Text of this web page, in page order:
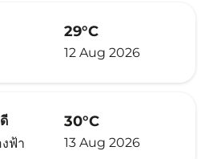
29°C
12 Aug 2026
ฟ้า
30°C
13 Aug 2026